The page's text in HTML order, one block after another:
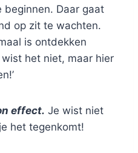
beginnen. Daar gaat
op zit te wachten.
is ontdekken
wist het niet, maar hier
effect. Je wist niet
het tegenkomt!